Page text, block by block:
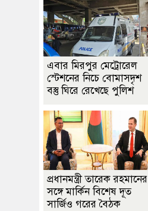
এবার মিরপুর মেট্রোরেল
স্টেশনের নিচে বোমাসদৃশ
বস্তু ঘিরে রেখেছে পুলিশ
প্রধানমন্ত্রী তারেক রহমানের
সঙ্গে মার্কিন বিশেষ দূত
সার্জিও গরের বৈঠক